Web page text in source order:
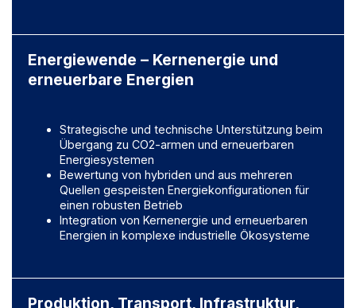
Energiewende – Kernenergie und
erneuerbare Energien
Strategische und technische Unterstützung beim
Übergang zu CO2-armen und erneuerbaren
Energiesystemen
Bewertung von hybriden und aus mehreren
Quellen gespeisten Energiekonfigurationen für
einen robusten Betrieb
Integration von Kernenergie und erneuerbaren
Energien in komplexe industrielle Ökosysteme
Produktion, Transport, Infrastruktur,